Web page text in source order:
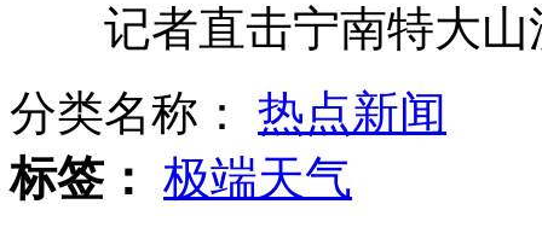
大陆赠台熊猫传喜讯 望2月内产子
记者直击宁南特大山
分类名称： 热点新闻
标签： 极端天气